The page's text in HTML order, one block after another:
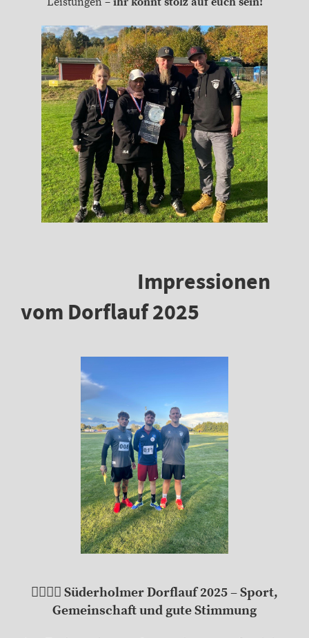
Impressionen
vom Dorflauf 2025
🏃‍♀️🏃‍♂️ Süderholmer Dorflauf 2025 – Sport,
Gemeinschaft und gute Stimmung